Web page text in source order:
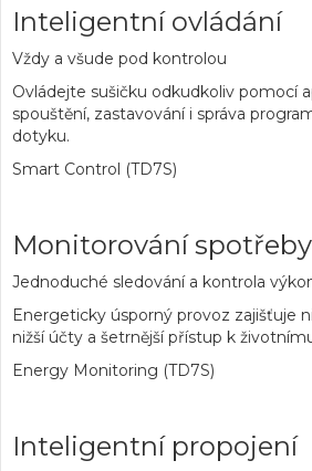
Inteligentní ovládání
Vždy a všude pod kontrolou
Ovládejte sušičku odkudkoliv pomocí
spouštění, zastavování i správa
dotyku.
Smart Control (TD7S)
Monitorování
Jednoduché sledování a kontrola
Energeticky úsporný provoz zajišťuje
nižší účty a šetrnější přístup k
Energy Monitoring (TD7S)
Inteligentní propojení